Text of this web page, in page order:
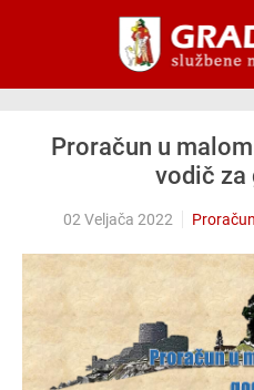
Skip to main content
Proračun u
vodič za
02 Veljača 2022